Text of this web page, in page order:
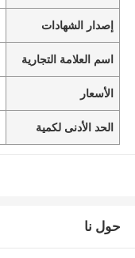
إصدار الشهادات
اسم العلامة التجارية
الأسعار
الحد الأدنى لكمية
حول نا